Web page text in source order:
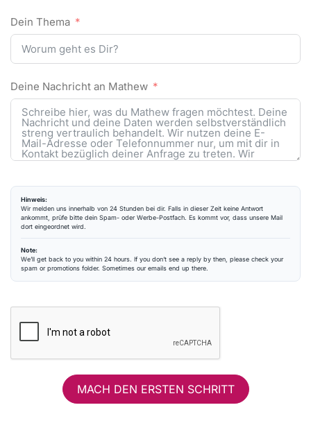
Dein Thema
Deine Nachricht an Mathew
Hinweis:
Wir melden uns innerhalb von 24 Stunden bei dir. Falls in dieser Zeit keine Antwort
ankommt, prüfe bitte dein Spam- oder Werbe-Postfach. Es kommt vor, dass unsere Mail
dort eingeordnet wird.
Note:
We’ll get back to you within 24 hours. If you don’t see a reply by then, please check your
spam or promotions folder. Sometimes our emails end up there.
MACH DEN ERSTEN SCHRITT